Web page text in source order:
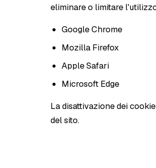
eliminare o limitare
Google Chrome
Mozilla Firefox
Apple Safari
Microsoft Edge
La disattivazione dei
del sito.